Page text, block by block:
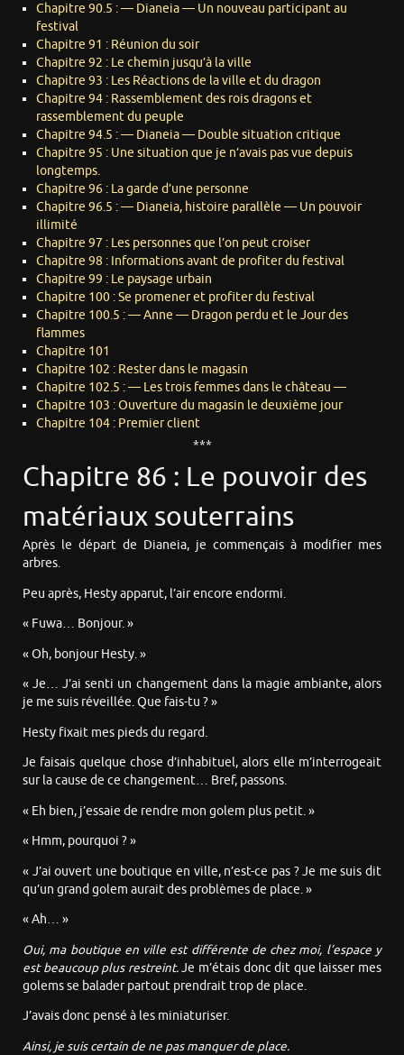
Chapitre 90.5 : — Dianeia — Un nouveau participant au
festival
Chapitre 91 : Réunion du soir
Chapitre 92 : Le chemin jusqu’à la ville
Chapitre 93 : Les Réactions de la ville et du dragon
Chapitre 94 : Rassemblement des rois dragons et
rassemblement du peuple
Chapitre 94.5 : — Dianeia — Double situation critique
Chapitre 95 : Une situation que je n’avais pas vue depuis
longtemps.
Chapitre 96 : La garde d’une personne
Chapitre 96.5 : — Dianeia, histoire parallèle — Un pouvoir
illimité
Chapitre 97 : Les personnes que l’on peut croiser
Chapitre 98 : Informations avant de profiter du festival
Chapitre 99 : Le paysage urbain
Chapitre 100 : Se promener et profiter du festival
Chapitre 100.5 : — Anne — Dragon perdu et le Jour des
flammes
Chapitre 101
Chapitre 102 : Rester dans le magasin
Chapitre 102.5 : — Les trois femmes dans le château —
Chapitre 103 : Ouverture du magasin le deuxième jour
Chapitre 104 : Premier client
***
Chapitre 86 : Le pouvoir des
matériaux souterrains
Après le départ de Dianeia, je commençais à modifier mes
arbres.
Peu après, Hesty apparut, l’air encore endormi.
« Fuwa… Bonjour. »
« Oh, bonjour Hesty. »
« Je… J’ai senti un changement dans la magie ambiante, alors
je me suis réveillée. Que fais-tu ? »
Hesty fixait mes pieds du regard.
Je faisais quelque chose d’inhabituel, alors elle m’interrogeait
sur la cause de ce changement… Bref, passons.
« Eh bien, j’essaie de rendre mon golem plus petit. »
« Hmm, pourquoi ? »
« J’ai ouvert une boutique en ville, n’est-ce pas ? Je me suis dit
qu’un grand golem aurait des problèmes de place. »
« Ah… »
Oui, ma boutique en ville est différente de chez moi, l’espace y
est beaucoup plus restreint.Je m’étais donc dit que laisser mes
golems se balader partout prendrait trop de place.
J’avais donc pensé à les miniaturiser.
Ainsi, je suis certain de ne pas manquer de place.